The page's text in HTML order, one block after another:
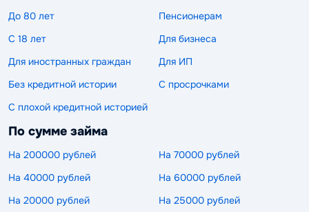
До 80 лет
Пенсионерам
С 18 лет
Для бизнеса
Для иностранных граждан
Для ИП
Без кредитной истории
С просрочками
С плохой кредитной историей
По сумме займа
На 200000 рублей
На 70000 рублей
На 40000 рублей
На 60000 рублей
На 20000 рублей
На 25000 рублей